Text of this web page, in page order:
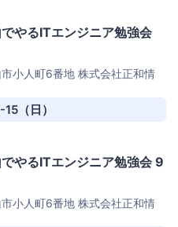
やるITエンジニア勉強会
小人町6番地 株式会社正和情
（日）
やるITエンジニア勉強会 9
小人町6番地 株式会社正和情